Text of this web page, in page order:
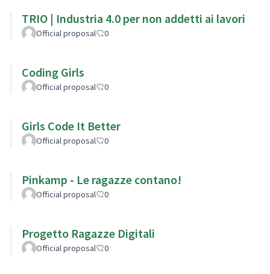
TRIO | Industria 4.0 per non addetti ai lavori
Official proposal 0
Coding Girls
Official proposal 0
Girls Code It Better
Official proposal 0
Pinkamp - Le ragazze contano!
Official proposal 0
Progetto Ragazze Digitali
Official proposal 0